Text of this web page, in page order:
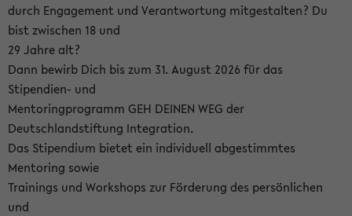
durch Engagement und Verantwortung mitgestalten? Du
bist zwischen 18 und
29 Jahre alt?
Dann bewirb Dich bis zum 31. August 2026 für das
Stipendien- und
Mentoringprogramm GEH DEINEN WEG der
Deutschlandstiftung Integration.
Das Stipendium bietet ein individuell abgestimmtes
Mentoring sowie
Trainings und Workshops zur Förderung des persönlichen
und